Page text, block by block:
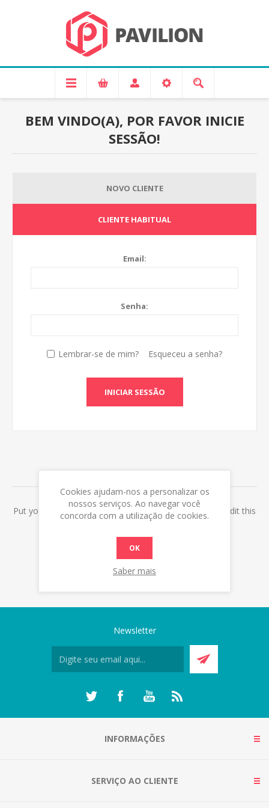
BEM VINDO(A), POR FAVOR INICIE
SESSÃO!
NOVO CLIENTE
CLIENTE HABITUAL
Email:
Senha:
Lembrar-se de mim? Esqueceu a senha?
INICIAR SESSÃO
Put your login / registration information here. You can edit this
Newsletter
INFORMAÇÕES
SERVIÇO AO CLIENTE
Cookies ajudam-nos a personalizar os
nossos serviços. Ao navegar você
concorda com a utilização de cookies.
OK
Saber mais